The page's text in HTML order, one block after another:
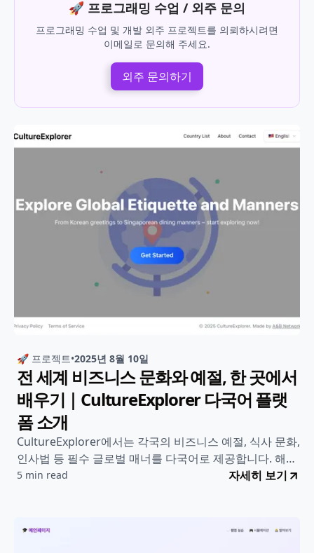
🚀 프로그래밍 수업 / 외주 문의
프로그래밍 수업 및 개발 외주 프로젝트를 의뢰하시려면
이메일로 문의해 주세요.
외주 문의하기
🚀 프로젝트•2025년 8월 10일
전 세계 비즈니스 문화와 예절, 한 곳에서
배우기｜CultureExplorer 다국어 플랫
폼 소개
CultureExplorer에서는 각국의 비즈니스 예절, 식사 문화,
인사법 등 필수 글로벌 매너를 다국어로 제공합니다. 해외
출장, 유학, 협업 전 꼭 확인하세요!
5 min read 자세히 보기